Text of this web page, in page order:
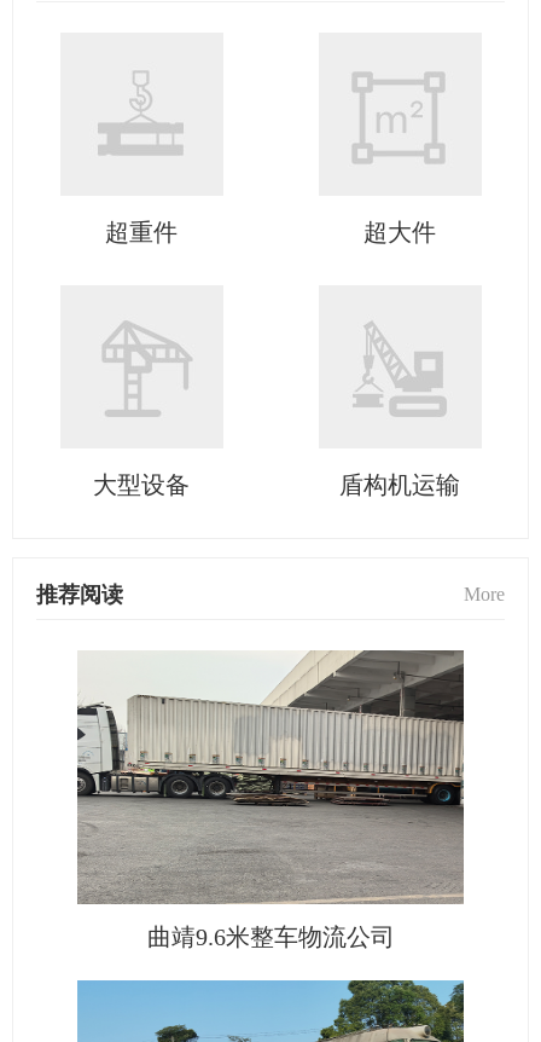
超重件 超大件
大型设备 盾构机运输
推荐阅读 More
曲靖9.6米整车物流公司